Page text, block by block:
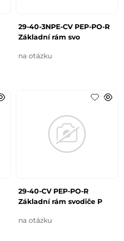
29-40-3NPE-CV PEP-PO-R
Základní rám svo
na otázku
29-40-CV PEP-PO-R
Základní rám svodiče P
na otázku